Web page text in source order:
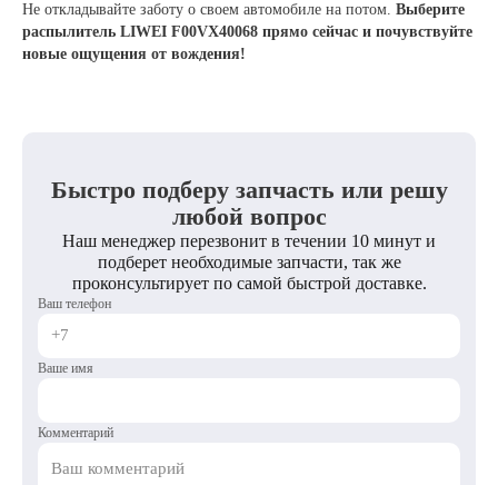
Не откладывайте заботу о своем автомобиле на потом. Выберите
распылитель LIWEI F00VX40068 прямо сейчас и почувствуйте
новые ощущения от вождения!
Быстро подберу запчасть или решу
любой вопрос
Наш менеджер перезвонит в течении 10 минут и
подберет необходимые запчасти, так же
проконсультирует по самой быстрой доставке.
Ваш телефон
Ваше имя
Комментарий